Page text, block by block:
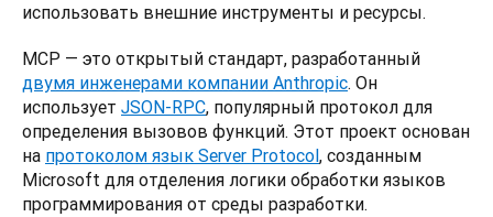
использовать внешние инструменты и ресурсы.
двумя инженерами компании Anthropic. Он
использует JSON-RPC, популярный протокол для
определения вызовов функций. Этот проект основан
на протоколом язык Server Protocol, созданным
Microsoft для отделения логики обработки языков
программирования от среды разработки.